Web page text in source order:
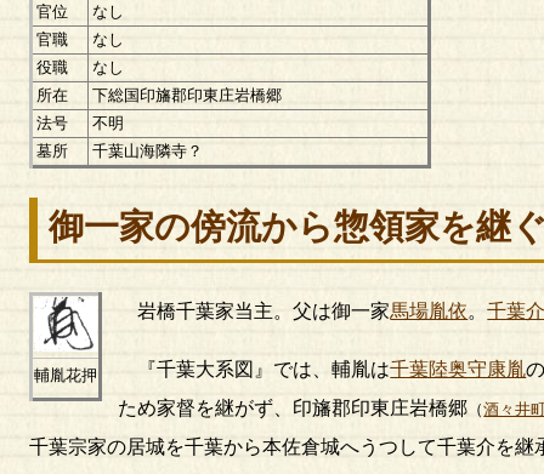
官位
なし
官職
なし
役職
なし
所在
下総国印旛郡印東庄岩橋郷
法号
不明
墓所
千葉山海隣寺？
御一家の傍流から惣領家を継
輔胤花押
岩橋千葉家当主。父は御一家馬場胤依。千葉
『千葉大系図』では、輔胤は千葉陸奥守康胤
ため家督を継がず、印旛郡印東庄岩橋郷 （酒々井
千葉宗家の居城を千葉から本佐倉城へうつして千葉介を